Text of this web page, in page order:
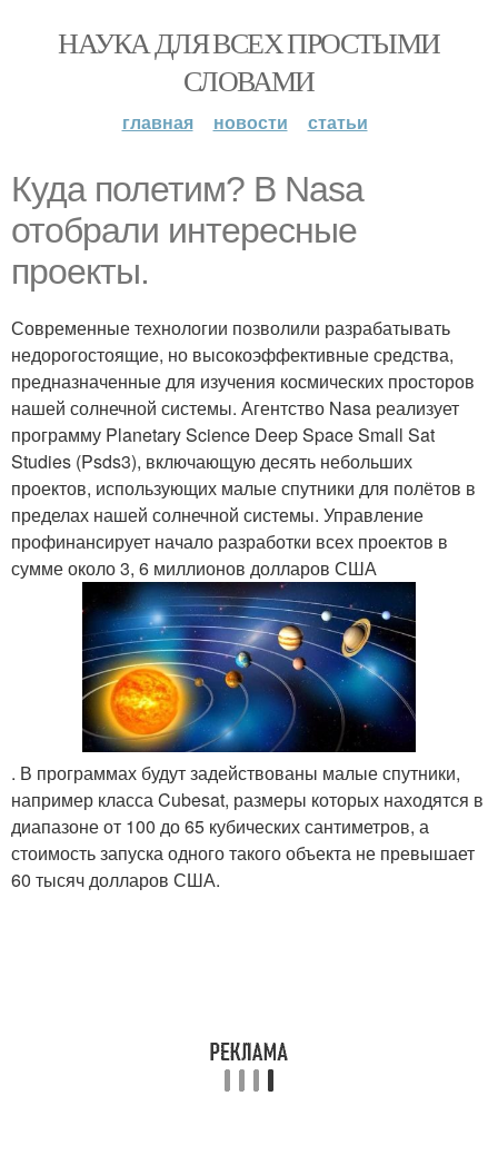
НАУКА ДЛЯ ВСЕХ ПРОСТЫМИ
СЛОВАМИ
главная новости статьи
Куда полетим? В Nasa
отобрали интересные
проекты.
Современные технологии позволили разрабатывать
недорогостоящие, но высокоэффективные средства,
предназначенные для изучения космических просторов
нашей солнечной системы. Агентство Nasa реализует
программу Planetary Science Deep Space Small Sat
Studies (Psds3), включающую десять небольших
проектов, использующих малые спутники для полётов в
пределах нашей солнечной системы. Управление
профинансирует начало разработки всех проектов в
сумме около 3, 6 миллионов долларов США
. В программах будут задействованы малые спутники,
например класса Cubesat, размеры которых находятся в
диапазоне от 100 до 65 кубических сантиметров, а
стоимость запуска одного такого объекта не превышает
60 тысяч долларов США.